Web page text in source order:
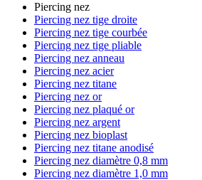
Piercing nez
Piercing nez tige droite
Piercing nez tige courbée
Piercing nez tige pliable
Piercing nez anneau
Piercing nez acier
Piercing nez titane
Piercing nez or
Piercing nez plaqué or
Piercing nez argent
Piercing nez bioplast
Piercing nez titane anodisé
Piercing nez diamètre 0,8 mm
Piercing nez diamètre 1,0 mm